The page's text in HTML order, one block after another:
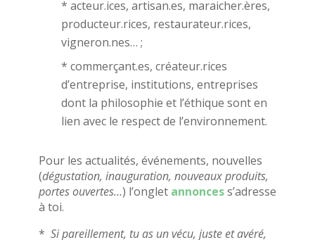
* acteur.ices, artisan.es, maraicher.ères,
producteur.rices, restaurateur.rices,
vigneron.nes… ;
* commerçant.es, créateur.rices
d’entreprise, institutions, entreprises
dont la philosophie et l’éthique sont en
lien avec le respect de l’environnement.
Pour les actualités, événements, nouvelles
(dégustation, inauguration, nouveaux produits,
portes ouvertes…) l’onglet annoncess’adresse
à toi.
* Si pareillement, tu as un vécu, juste et avéré,